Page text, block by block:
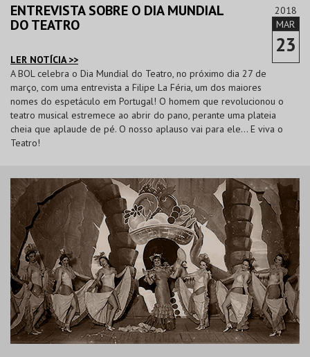
ENTREVISTA SOBRE O DIA MUNDIAL
DO TEATRO
LER NOTÍCIA >>
2018
MAR
23
A BOL celebra o Dia Mundial do Teatro, no próximo dia 27 de
março, com uma entrevista a Filipe La Féria, um dos maiores
nomes do espetáculo em Portugal! O homem que revolucionou o
teatro musical estremece ao abrir do pano, perante uma plateia
cheia que aplaude de pé. O nosso aplauso vai para ele... E viva o
Teatro!